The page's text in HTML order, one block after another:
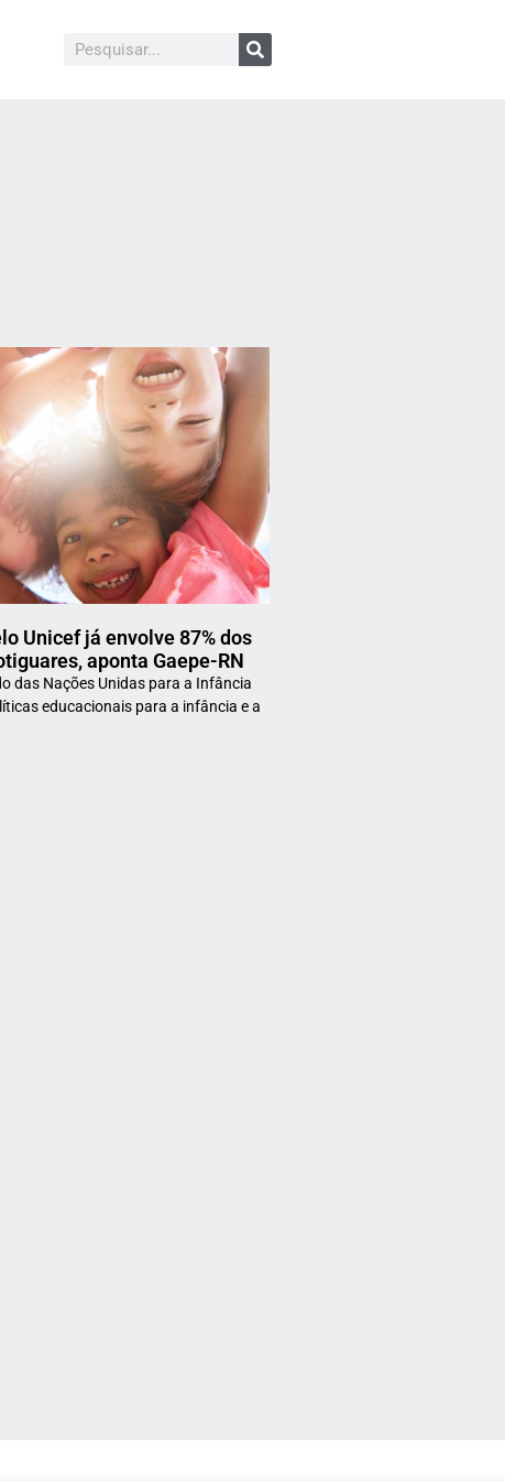
Unicef já envolve 87% dos
aponta Gaepe-RN
das Nações Unidas para a Infância
educacionais para a infância e a